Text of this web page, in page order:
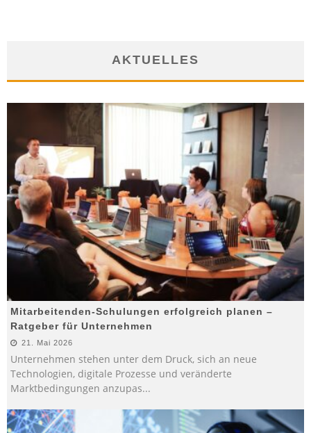
AKTUELLES
Mitarbeitenden-Schulungen erfolgreich planen –
Ratgeber für Unternehmen
21. Mai 2026
Unternehmen stehen unter dem Druck, sich an neue
Technologien, digitale Prozesse und veränderte
Marktbedingungen anzupas...